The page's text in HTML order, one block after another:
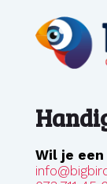
Wil je